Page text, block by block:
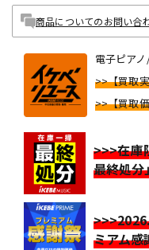
商品についてのお問い合
電子ピア
>>【買取
>>【買取
>>>在庫
最終処分
ミアム感